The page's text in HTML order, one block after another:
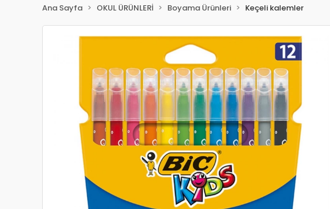
Ana Sayfa OKUL ÜRÜNLERİ Boyama Ürünleri Keçeli kalemler